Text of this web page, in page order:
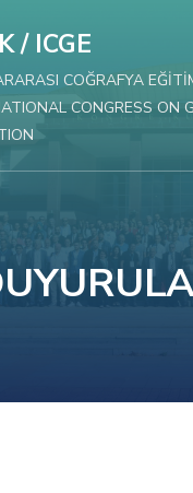
/ ICGE
COĞRAFYA
CONGRESS ON